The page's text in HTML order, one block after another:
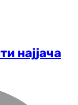
најјача